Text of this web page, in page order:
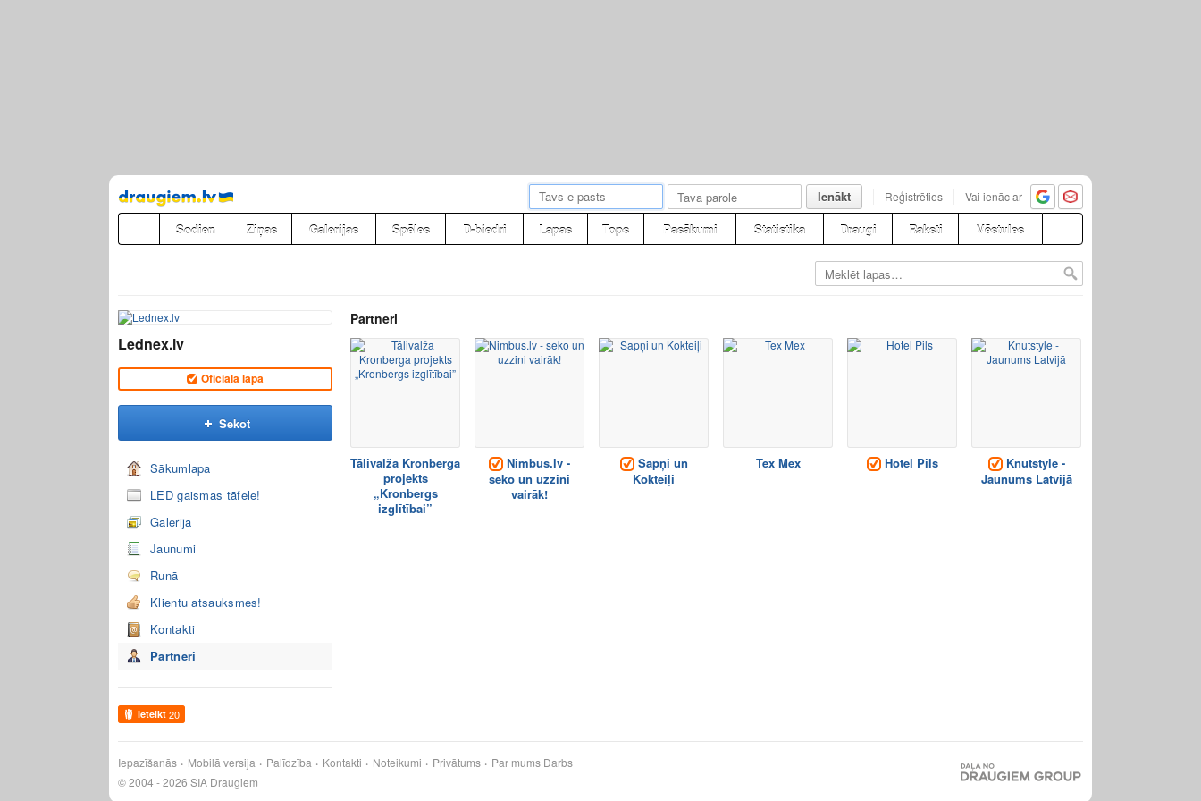
Pāriet
uz
saturu
Ienākt Reģistrēties Vai ienāc ar
Šodien Ziņas Galerijas Spēles D-biedri Lapas Tops Pasākumi Statistika Draugi Raksti Vēstules
Lednex.lv
Oficiālā lapa
Sekot
Sākumlapa
LED gaismas tāfele!
Galerija
Jaunumi
Runā
Klientu atsauksmes!
Kontakti
Partneri
Ieteikt 20
Partneri
Tālivalža Kronberga
projekts
„Kronbergs
izglītībai”
Nimbus.lv -
seko un uzzini
vairāk!
Sapņi un
Kokteiļi
Tex Mex Hotel Pils
Knutstyle -
Jaunums Latvijā
Iepazīšanās Mobilā versija Palīdzība Kontakti Noteikumi Privātums Par mums Darbs
© 2004 - 2026 SIA Draugiem